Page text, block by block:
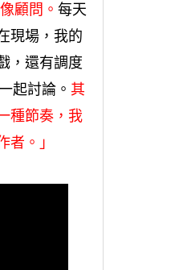
顧問。 每天
現場，我的
，還有調度
起討論。 其
種節奏，我
。」